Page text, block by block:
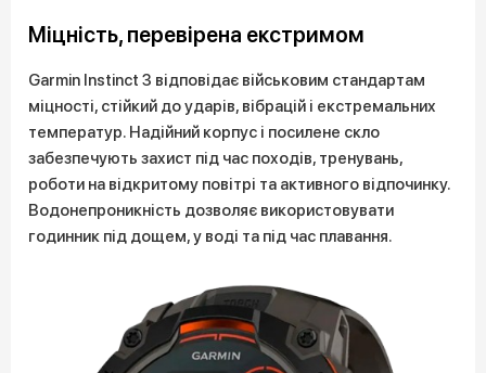
Міцність, перевірена екстримом
Garmin Instinct 3 відповідає військовим стандартам
міцності, стійкий до ударів, вібрацій і екстремальних
температур. Надійний корпус і посилене скло
забезпечують захист під час походів, тренувань,
роботи на відкритому повітрі та активного відпочинку.
Водонепроникність дозволяє використовувати
годинник під дощем, у воді та під час плавання.